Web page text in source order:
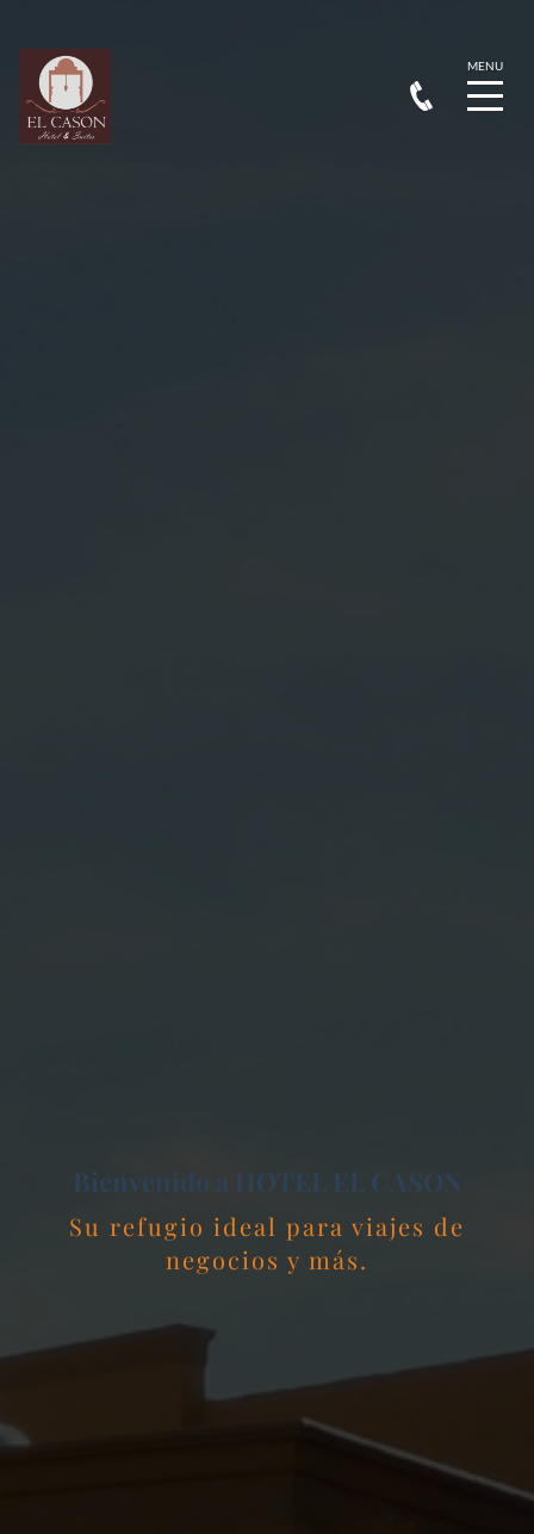
Bienvenido a HOTEL EL CASON
Su refugio ideal para viajes de
negocios y más.